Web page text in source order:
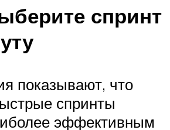
спринт
показывают, что
спринты
эффективным